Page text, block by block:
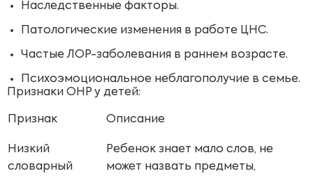
Наследственные факторы.
Патологические изменения в работе ЦНС.
Частые ЛОР-заболевания в раннем возрасте.
Психоэмоциональное неблагополучие в семье.
Признаки ОНР у детей:
Признак Описание
Низкий
словарный
Ребенок знает мало слов, не
может назвать предметы,